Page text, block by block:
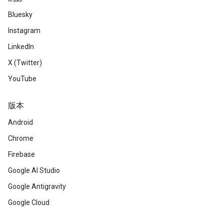
Bluesky
Instagram
LinkedIn
X (Twitter)
YouTube
版本
Android
Chrome
Firebase
Google AI Studio
Google Antigravity
Google Cloud